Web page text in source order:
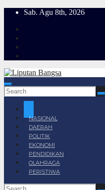
Skip
content
Sab. Agu 8th, 2026
NASIONAL
DAERAH
POLITIK
EKONOMI
PENDIDIKAN
OLAHRAGA
PERISTIWA